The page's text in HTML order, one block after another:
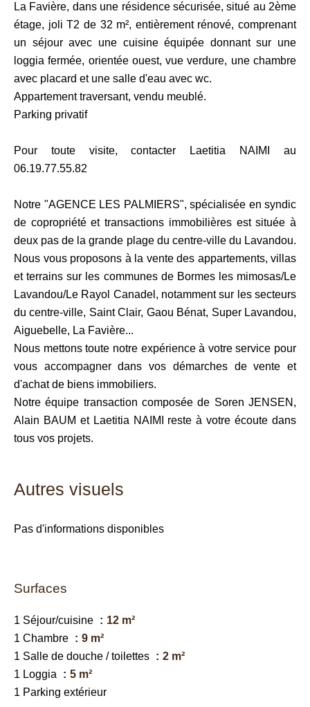
La Favière, dans une résidence sécurisée, situé au 2ème
étage, joli T2 de 32 m², entièrement rénové, comprenant
un séjour avec une cuisine équipée donnant sur une
loggia fermée, orientée ouest, vue verdure, une chambre
avec placard et une salle d'eau avec wc.
Appartement traversant, vendu meublé.
Parking privatif
Pour toute visite, contacter Laetitia NAIMI au
06.19.77.55.82
Notre "AGENCE LES PALMIERS", spécialisée en syndic
de copropriété et transactions immobilières est située à
deux pas de la grande plage du centre-ville du Lavandou.
Nous vous proposons à la vente des appartements, villas
et terrains sur les communes de Bormes les mimosas/Le
Lavandou/Le Rayol Canadel, notamment sur les secteurs
du centre-ville, Saint Clair, Gaou Bénat, Super Lavandou,
Aiguebelle, La Favière...
Nous mettons toute notre expérience à votre service pour
vous accompagner dans vos démarches de vente et
d'achat de biens immobiliers.
Notre équipe transaction composée de Soren JENSEN,
Alain BAUM et Laetitia NAIMI reste à votre écoute dans
tous vos projets.
Autres visuels
Pas d'informations disponibles
Surfaces
1 Séjour/cuisine
12 m²
1 Chambre
9 m²
1 Salle de douche / toilettes
2 m²
1 Loggia
5 m²
1 Parking extérieur